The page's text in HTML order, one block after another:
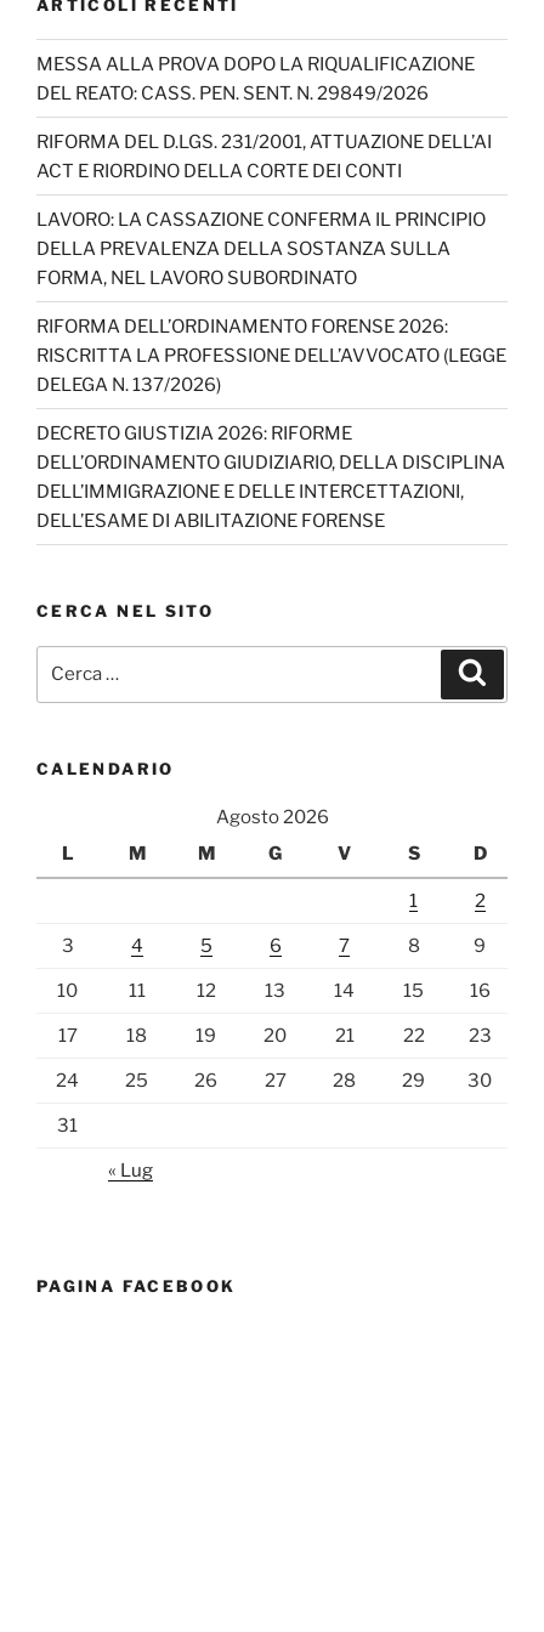
e
b
o
o
k
gr
a
m
o
k
e
dI
n
er
T
u
b
e
C
h
a
n
n
el
ARTICOLI RECENTI
MESSA ALLA PROVA DOPO LA RIQUALIFICAZIONE
DEL REATO: CASS. PEN. SENT. N. 29849/2026
RIFORMA DEL D.LGS. 231/2001, ATTUAZIONE DELL’AI
ACT E RIORDINO DELLA CORTE DEI CONTI
LAVORO: LA CASSAZIONE CONFERMA IL PRINCIPIO
DELLA PREVALENZA DELLA SOSTANZA SULLA
FORMA, NEL LAVORO SUBORDINATO
RIFORMA DELL’ORDINAMENTO FORENSE 2026:
RISCRITTA LA PROFESSIONE DELL’AVVOCATO (LEGGE
DELEGA N. 137/2026)
DECRETO GIUSTIZIA 2026: RIFORME
DELL’ORDINAMENTO GIUDIZIARIO, DELLA DISCIPLINA
DELL’IMMIGRAZIONE E DELLE INTERCETTAZIONI,
DELL’ESAME DI ABILITAZIONE FORENSE
CERCA NEL SITO
CALENDARIO
Agosto 2026
L
M M G V S D
1 2
3 4 5 6 7 8 9
10 11 12 13 14 15 16
17 18 19 20 21 22 23
24 25 26 27 28 29 30
31
« Lug
PAGINA FACEBOOK